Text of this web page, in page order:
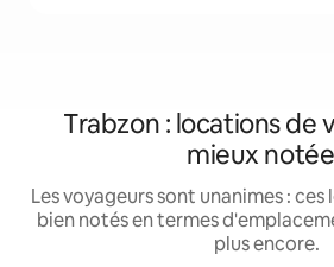
Trabzon : locations de
mieux
Les voyageurs sont unanimes :
bien notés en termes
plus encore.